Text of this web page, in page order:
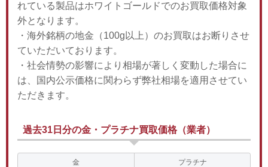
れている製品はホワイトゴールドでのお買取価格対象
外となります。
・海外銘柄の地金（100g以上）のお買取はお断りさせ
ていただいております。
・社会情勢の影響により相場が著しく変動した場合に
は、国内公示価格に関わらず弊社相場を適用させてい
ただきます。
過去31日分の金・プラチナ買取価格（業者）
金 プラチナ